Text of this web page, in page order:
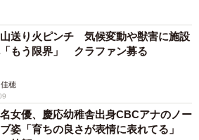
送り火ピンチ 気候変動や獣害に施設
もう限界」 クラファン募る
穂
女優、慶応幼稚舎出身CBCアナのノー
姿「育ちの良さが表情に表れてる」